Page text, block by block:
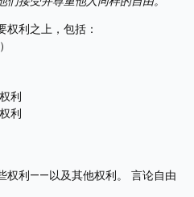
利之上，包括：
利
利
权利——以及其他权利。 言论自由